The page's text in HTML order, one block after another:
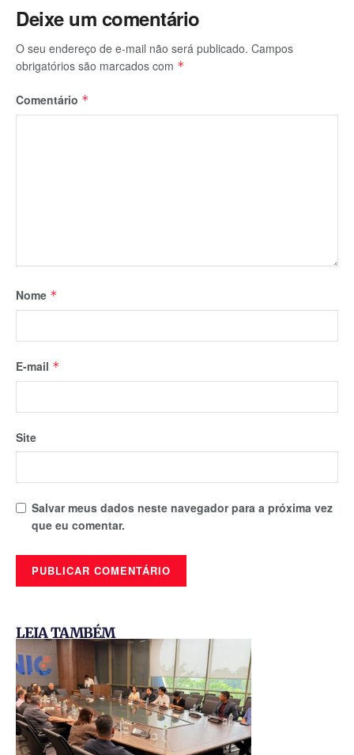
Deixe um comentário
O seu endereço de e-mail não será publicado. Campos
obrigatórios são marcados com *
Comentário *
Nome *
E-mail *
Site
Salvar meus dados neste navegador para a próxima vez
que eu comentar.
LEIA TAMBÉM